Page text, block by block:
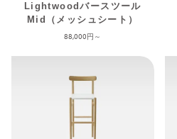
Lightwoodバースツール
Mid（メッシュシート）
88,000